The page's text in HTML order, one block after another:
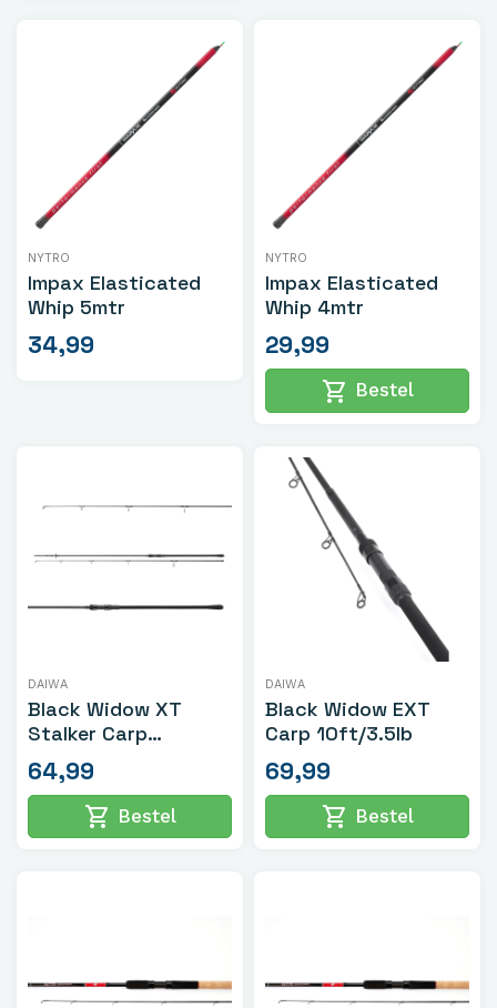
NYTRO
Impax Elasticated
Whip 5mtr
34,99
NYTRO
Impax Elasticated
Whip 4mtr
29,99
shopping_cart Bestel
DAIWA
Black Widow XT
Stalker Carp
Karperhengel
10ft/3.5lb
64,99
shopping_cart Bestel
DAIWA
Black Widow EXT
Carp 10ft/3.5lb
69,99
shopping_cart Bestel